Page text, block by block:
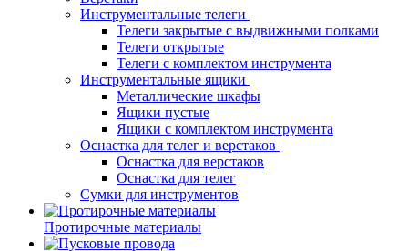
Инструментальные телеги
Телеги закрытые с выдвижными полками
Телеги открытые
Телеги с комплектом инструмента
Инструментальные ящики
Металлические шкафы
Ящики пустые
Ящики с комплектом инструмента
Оснастка для телег и верстаков
Оснастка для верстаков
Оснастка для телег
Сумки для инструментов
Протирочные материалы